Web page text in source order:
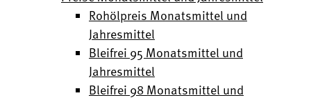
Rohölpreis Monatsmittel und
Jahresmittel
Bleifrei 95 Monatsmittel und
Jahresmittel
Bleifrei 98 Monatsmittel und